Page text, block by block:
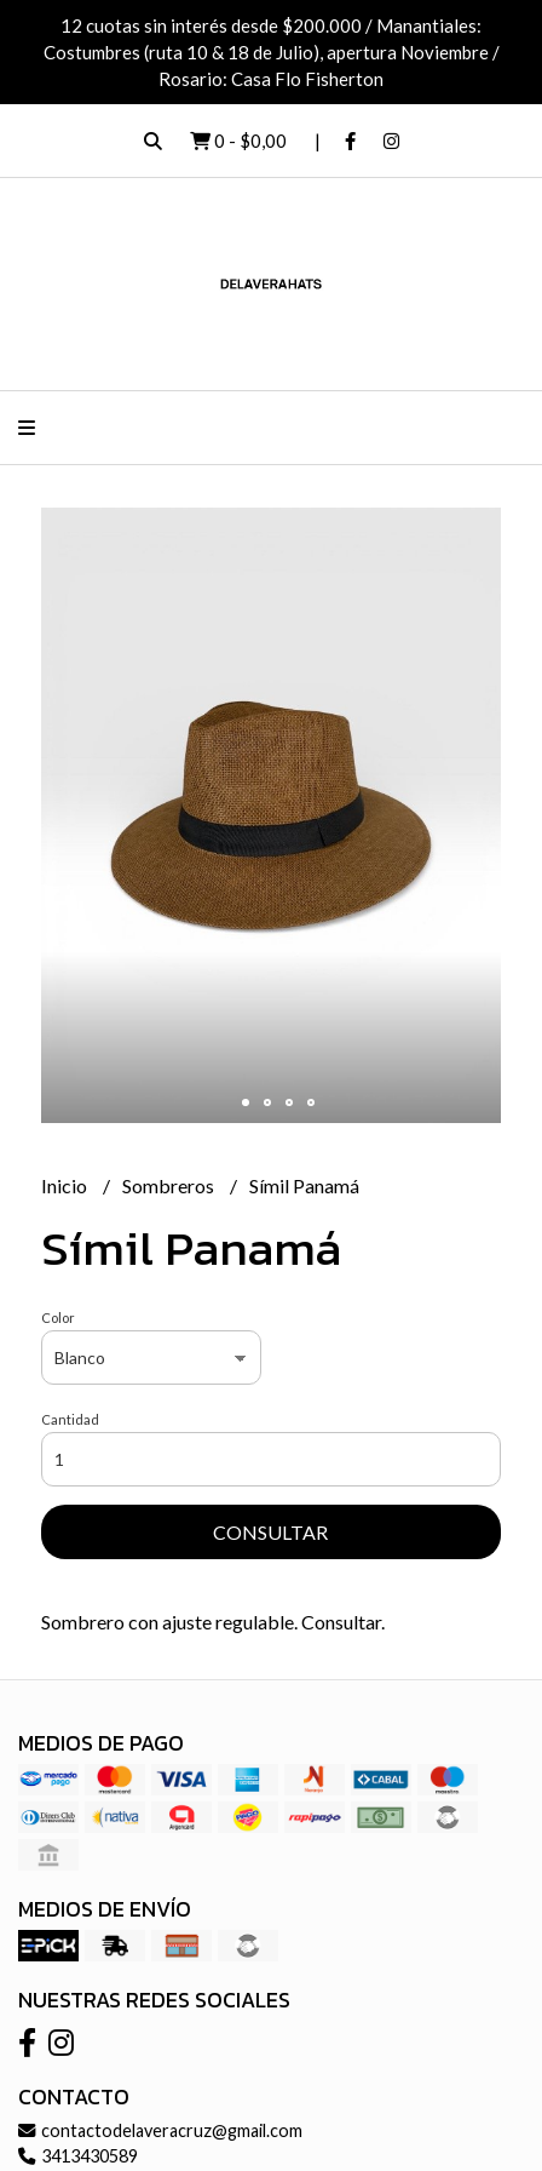
12 cuotas sin interés desde $200.000 / Manantiales:
Costumbres (ruta 10 & 18 de Julio), apertura Noviembre /
Rosario: Casa Flo Fisherton
0 - $0,00
Inicio Sombreros Símil Panamá
Símil Panamá
Color
Cantidad
CONSULTAR
Sombrero con ajuste regulable. Consultar.
MEDIOS DE PAGO
MEDIOS DE ENVÍO
NUESTRAS REDES SOCIALES
CONTACTO
contactodelaveracruz@gmail.com
3413430589